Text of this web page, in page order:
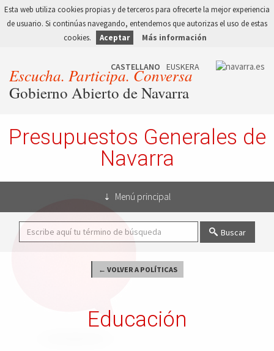
Esta web utiliza cookies propias y de terceros para ofrecerte la mejor experiencia
de usuario. Si continúas navegando, entendemos que autorizas el uso de estas
cookies.
Aceptar Más información
Escucha. Participa. Conversa
Gobierno Abierto de Navarra
Presupuestos Generales de
Navarra
Menú principal
Buscar
← VOLVER A POLÍTICAS
Educación